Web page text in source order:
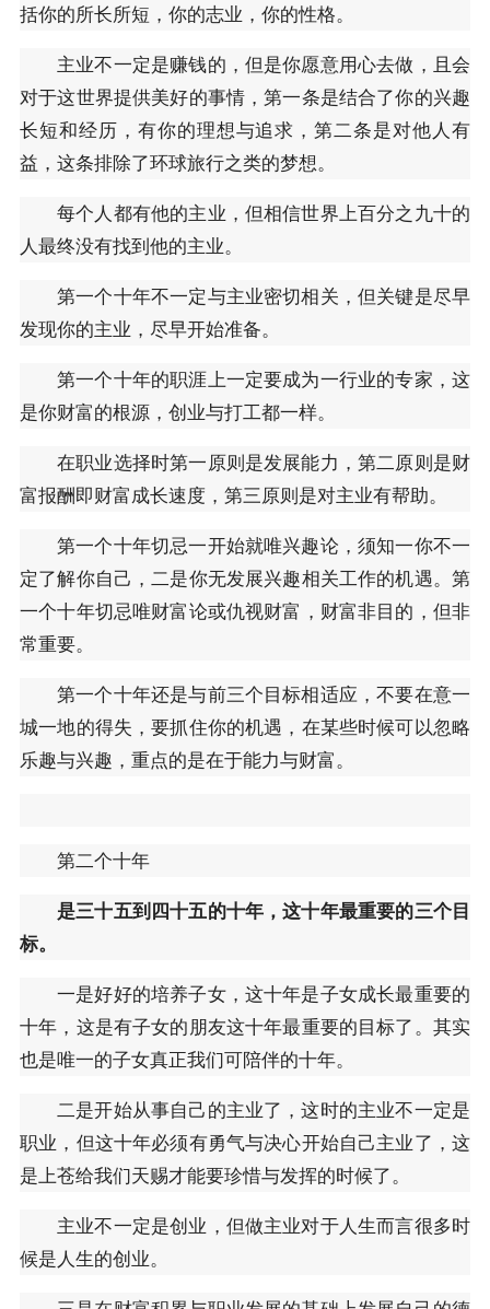
括你的所长所短，你的志业，你的性格。
主业不一定是赚钱的，但是你愿意用心去做，且会
对于这世界提供美好的事情，第一条是结合了你的兴趣
长短和经历，有你的理想与追求，第二条是对他人有
益，这条排除了环球旅行之类的梦想。
每个人都有他的主业，但相信世界上百分之九十的
人最终没有找到他的主业。
第一个十年不一定与主业密切相关，但关键是尽早
发现你的主业，尽早开始准备。
第一个十年的职涯上一定要成为一行业的专家，这
是你财富的根源，创业与打工都一样。
在职业选择时第一原则是发展能力，第二原则是财
富报酬即财富成长速度，第三原则是对主业有帮助。
第一个十年切忌一开始就唯兴趣论，须知一你不一
定了解你自己，二是你无发展兴趣相关工作的机遇。第
一个十年切忌唯财富论或仇视财富，财富非目的，但非
常重要。
第一个十年还是与前三个目标相适应，不要在意一
城一地的得失，要抓住你的机遇，在某些时候可以忽略
乐趣与兴趣，重点的是在于能力与财富。
第二个十年
是三十五到四十五的十年，这十年最重要的三个目
标。
一是好好的培养子女，这十年是子女成长最重要的
十年，这是有子女的朋友这十年最重要的目标了。其实
也是唯一的子女真正我们可陪伴的十年。
二是开始从事自己的主业了，这时的主业不一定是
职业，但这十年必须有勇气与决心开始自己主业了，这
是上苍给我们天赐才能要珍惜与发挥的时候了。
主业不一定是创业，但做主业对于人生而言很多时
候是人生的创业。